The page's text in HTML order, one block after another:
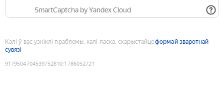
SmartCaptcha by Yandex Cloud
Калі ў вас узніклі праблемы, калі ласка, скарыстайцеформай зваротнай
сувязі
9179504704539752810:1786052721